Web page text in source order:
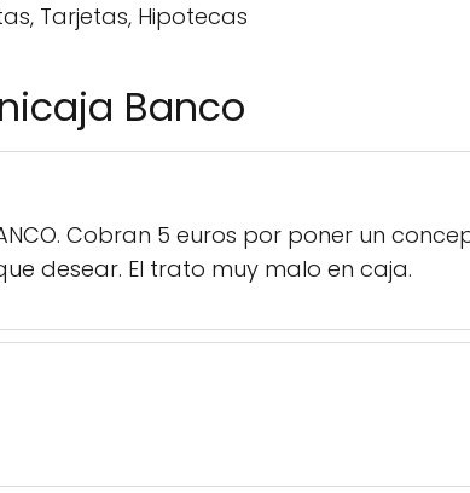
Tarjetas, Hipotecas
Banco
BANCO. Cobran 5 euros por poner un
desear. El trato muy malo en caja.